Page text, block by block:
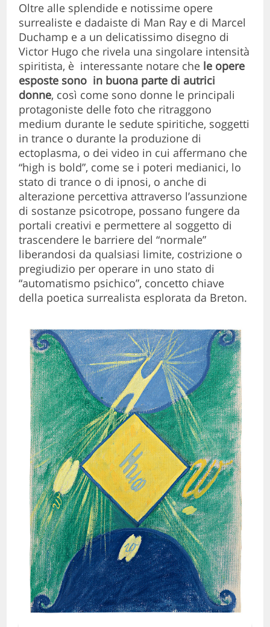
Oltre alle splendide e notissime opere
surrealiste e dadaiste di Man Ray e di Marcel
Duchamp e a un delicatissimo disegno di
Victor Hugo che rivela una singolare intensità
spiritista, è interessante notare che le opere
esposte sono in buona parte di autrici
donne, così come sono donne le principali
protagoniste delle foto che ritraggono
medium durante le sedute spiritiche, soggetti
in trance o durante la produzione di
ectoplasma, o dei video in cui affermano che
“high is bold”, come se i poteri medianici, lo
stato di trance o di ipnosi, o anche di
alterazione percettiva attraverso l’assunzione
di sostanze psicotrope, possano fungere da
portali creativi e permettere al soggetto di
trascendere le barriere del “normale”
liberandosi da qualsiasi limite, costrizione o
pregiudizio per operare in uno stato di
“automatismo psichico”, concetto chiave
della poetica surrealista esplorata da Breton.